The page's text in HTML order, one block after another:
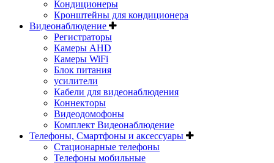
Кондиционеры
Кронштейны для кондиционера
Видеонаблюдение
Регистраторы
Камеры AHD
Камеры WiFi
Блок питания
усилители
Кабели для видеонаблюдения
Коннекторы
Видеодомофоны
Комплект Видеонаблюдение
Телефоны, Смартфоны и аксессуары
Стационарные телефоны
Телефоны мобильные